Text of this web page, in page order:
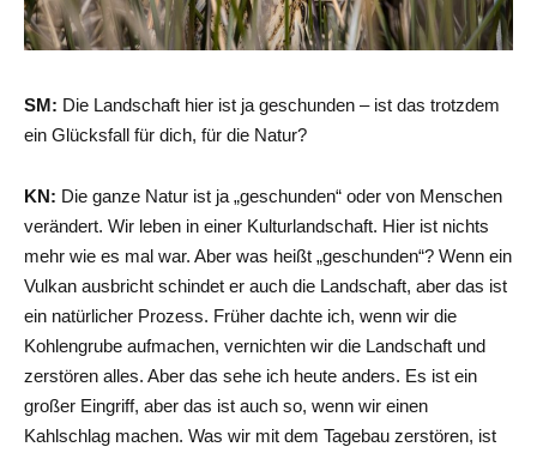
SM: Die Landschaft hier ist ja geschunden – ist das trotzdem
ein Glücksfall für dich, für die Natur?
KN: Die ganze Natur ist ja „geschunden“ oder von Menschen
verändert. Wir leben in einer Kulturlandschaft. Hier ist nichts
mehr wie es mal war. Aber was heißt „geschunden“? Wenn ein
Vulkan ausbricht schindet er auch die Landschaft, aber das ist
ein natürlicher Prozess. Früher dachte ich, wenn wir die
Kohlengrube aufmachen, vernichten wir die Landschaft und
zerstören alles. Aber das sehe ich heute anders. Es ist ein
großer Eingriff, aber das ist auch so, wenn wir einen
Kahlschlag machen. Was wir mit dem Tagebau zerstören, ist